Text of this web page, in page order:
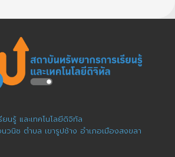
นรู้ และเทคโนโลยีดิจิทัล
วนิช ตำบล เขารูปช้าง อำเภอเมืองสงขลา